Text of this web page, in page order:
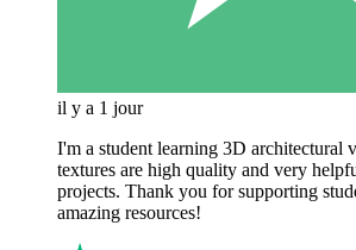
il y a 1 jour
I'm a student learning 3D architectural
textures are high quality and very
projects. Thank you for supporting
amazing resources!